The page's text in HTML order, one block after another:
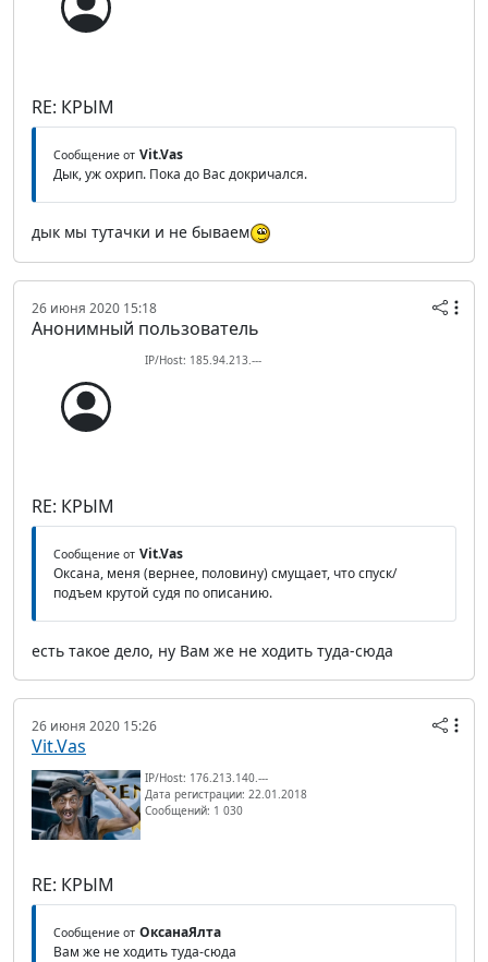
RE: КРЫМ
Сообщение от Vit.Vas
Дык, уж охрип. Пока до Вас докричался.
дык мы тутачки и не бываем
26 июня 2020 15:18
Анонимный пользователь
IP/Host: 185.94.213.---
RE: КРЫМ
Сообщение от Vit.Vas
Оксана, меня (вернее, половину) смущает, что спуск/
подъем крутой судя по описанию.
есть такое дело, ну Вам же не ходить туда-сюда
26 июня 2020 15:26
Vit.Vas
IP/Host: 176.213.140.---
Дата регистрации: 22.01.2018
Сообщений: 1 030
RE: КРЫМ
Сообщение от ОксанаЯлта
Вам же не ходить туда-сюда